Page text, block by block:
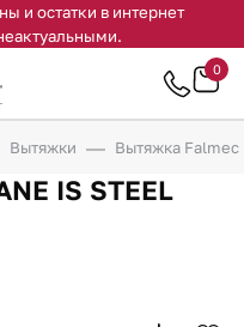
и остатки в интернет
0
Вытяжки Вытяжка Falmec
IS STEEL